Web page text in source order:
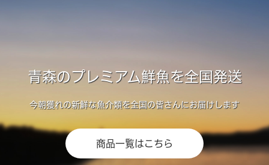
青森のプレミアム鮮魚を全国発送
今朝獲れの新鮮な魚介類を全国の皆さんにお届けします
商品一覧はこちら